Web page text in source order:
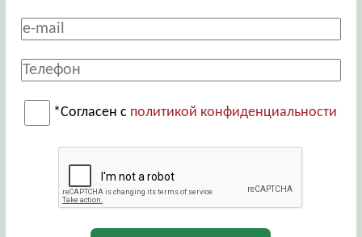
*Согласен с политикой конфиденциальности